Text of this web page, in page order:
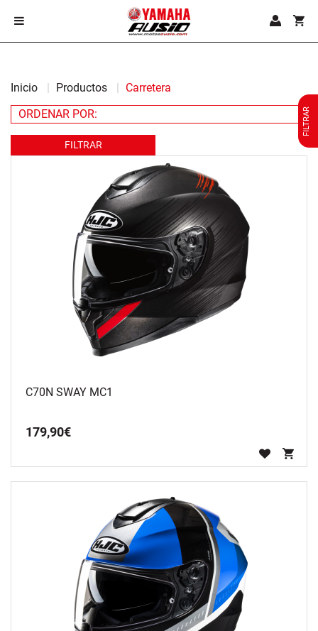
Inicio Productos Carretera
FILTRAR
FILTRAR
C70N SWAY MC1
179,90€